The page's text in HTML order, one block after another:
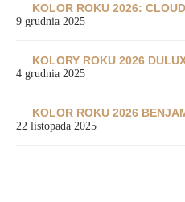
KOLOR ROKU 2026:
9 grudnia 2025
KOLORY ROKU 2026
4 grudnia 2025
KOLOR ROKU 2026
22 listopada 2025